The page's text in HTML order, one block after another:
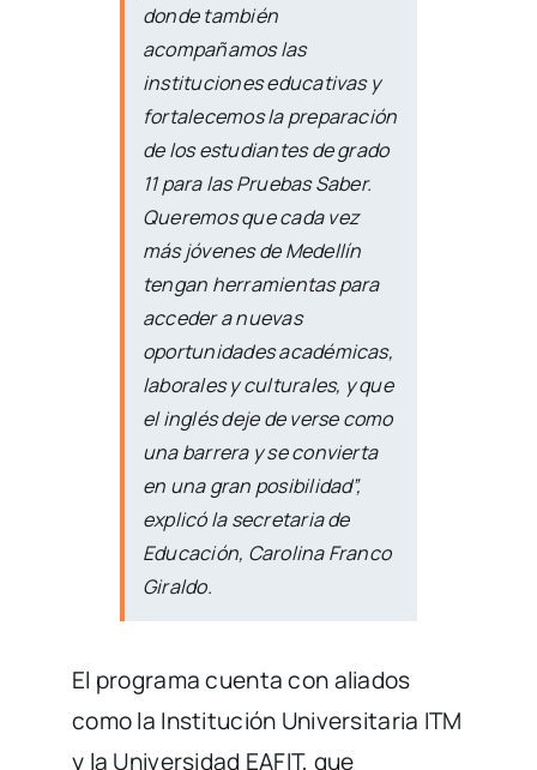
donde también
acompañamos las
instituciones educativas y
fortalecemos la preparación
de los estudiantes de grado
11 para las Pruebas Saber.
Queremos que cada vez
más jóvenes de Medellín
tengan herramientas para
acceder a nuevas
oportunidades académicas,
laborales y culturales, y que
el inglés deje de verse como
una barrera y se convierta
en una gran posibilidad”,
explicó la secretaria de
Educación, Carolina Franco
Giraldo.
El programa cuenta con aliados
como la Institución Universitaria ITM
y la Universidad EAFIT, que